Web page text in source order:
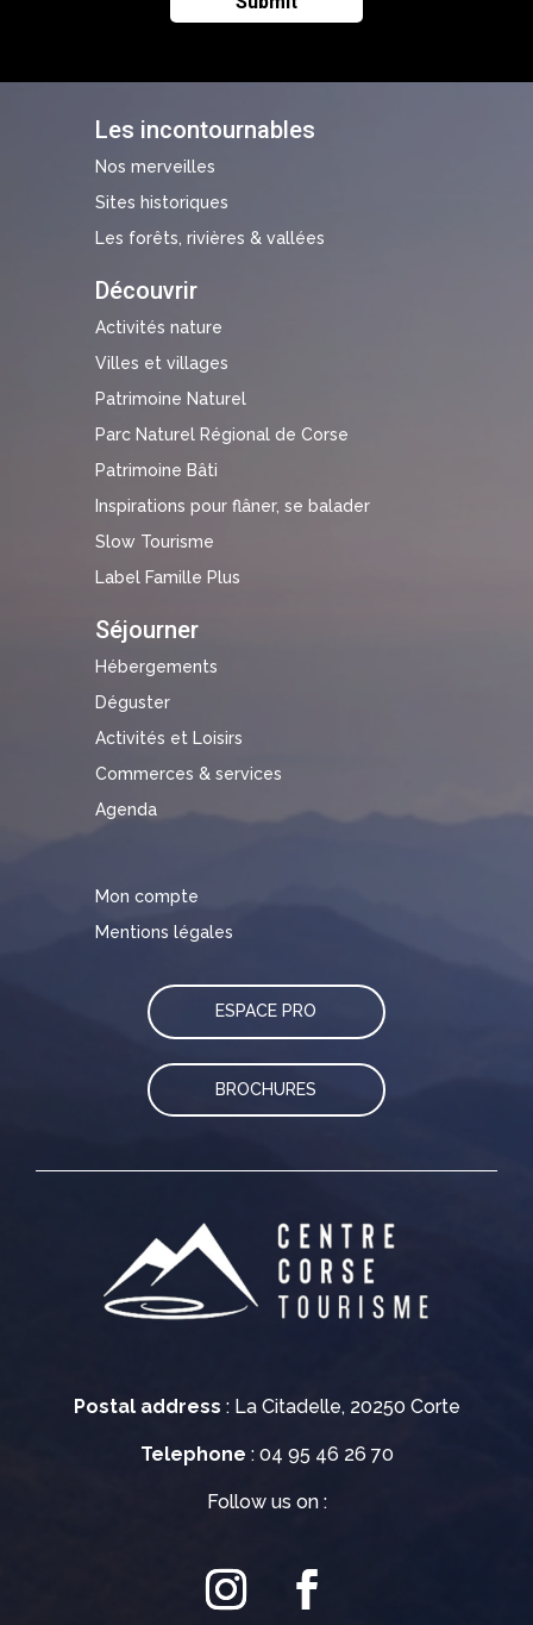
Postal address : La Citadelle, 20250 Corte
Telephone : 04 95 46 26 70
Follow us on :
Les incontournables
Nos merveilles
Sites historiques
Les forêts, rivières & vallées
Découvrir
Activités nature
Villes et villages
Patrimoine Naturel
Parc Naturel Régional de Corse
Patrimoine Bâti
Inspirations pour flâner, se balader
Slow Tourisme
Label Famille Plus
Séjourner
Hébergements
Déguster
Activités et Loisirs
Commerces & services
Agenda
Mon compte
Mentions légales
ESPACE PRO
BROCHURES